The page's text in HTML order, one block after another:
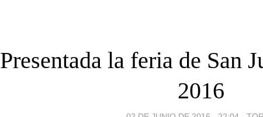
Presentada la feria de San
2016